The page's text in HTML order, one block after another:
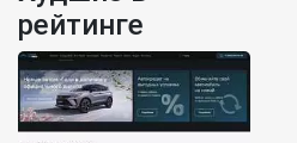
рейтинге